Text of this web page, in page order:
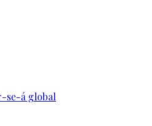
se-á global